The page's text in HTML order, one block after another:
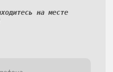
на месте